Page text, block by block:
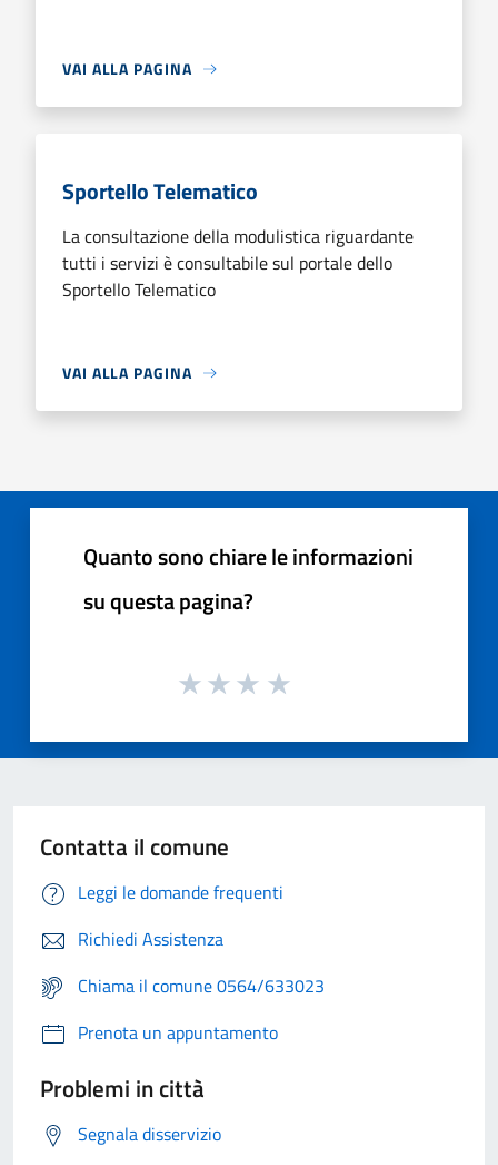
VAI ALLA PAGINA
Sportello Telematico
La consultazione della modulistica riguardante
tutti i servizi è consultabile sul portale dello
Sportello Telematico
VAI ALLA PAGINA
Quanto sono chiare le informazioni
su questa pagina?
Contatta il comune
Leggi le domande frequenti
Richiedi Assistenza
Chiama il comune 0564/633023
Prenota un appuntamento
Problemi in città
Segnala disservizio